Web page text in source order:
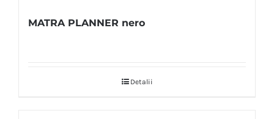
MATRA PLANNER nero
Detalii